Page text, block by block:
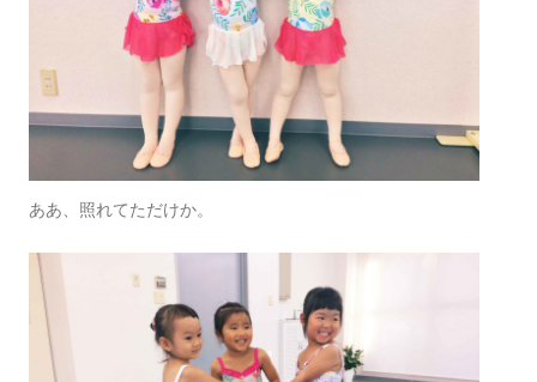
ああ、照れてただけか。